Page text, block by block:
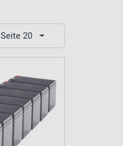
Artikel pro Seite 20